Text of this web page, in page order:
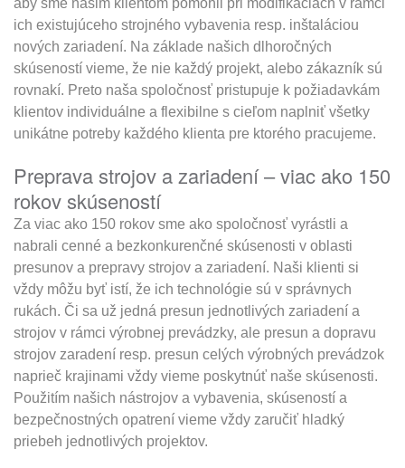
aby sme našim klientom pomohli pri modifikáciách v rámci
ich existujúceho strojného vybavenia resp. inštaláciou
nových zariadení. Na základe našich dlhoročných
skúseností vieme, že nie každý projekt, alebo zákazník sú
rovnakí. Preto naša spoločnosť pristupuje k požiadavkám
klientov individuálne a flexibilne s cieľom naplniť všetky
unikátne potreby každého klienta pre ktorého pracujeme.
Preprava strojov a zariadení – viac ako 150
rokov skúseností
Za viac ako 150 rokov sme ako spoločnosť vyrástli a
nabrali cenné a bezkonkurenčné skúsenosti v oblasti
presunov a prepravy strojov a zariadení. Naši klienti si
vždy môžu byť istí, že ich technológie sú v správnych
rukách. Či sa už jedná presun jednotlivých zariadení a
strojov v rámci výrobnej prevádzky, ale presun a dopravu
strojov zaradení resp. presun celých výrobných prevádzok
naprieč krajinami vždy vieme poskytnúť naše skúsenosti.
Použitím našich nástrojov a vybavenia, skúseností a
bezpečnostných opatrení vieme vždy zaručiť hladký
priebeh jednotlivých projektov.